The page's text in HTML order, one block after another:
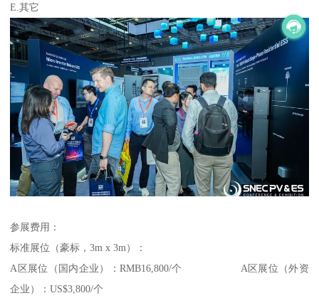
E.其它
参展费用：
标准展位（豪标，3m x 3m）：
A区展位（国内企业）：RMB16,800/个 A区展位（外资
企业）：US$3,800/个